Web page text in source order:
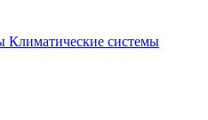
Климатические системы